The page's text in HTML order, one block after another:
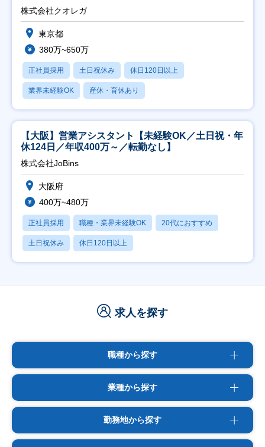
株式会社クオレガ
東京都
380万~650万
正社員採用 土日祝休み 休日120日以上
業界未経験OK 産休・育休あり
【大阪】営業アシスタント【未経験OK／土日祝・年
休124日／年収400万～／転勤なし】
株式会社JoBins
大阪府
400万~480万
正社員採用 職種・業界未経験OK 20代におすすめ
土日祝休み 休日120日以上
求人を探す
職種から探す
業種から探す
勤務地から探す